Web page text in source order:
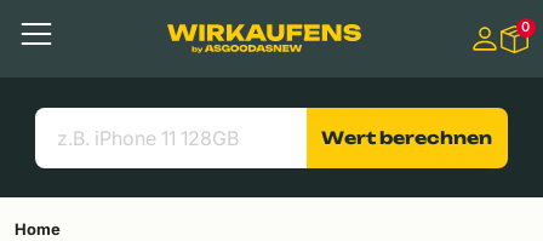
Menü
Suchen
Nützliche Links
0
Wert berechnen
Home